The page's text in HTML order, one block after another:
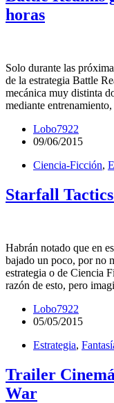
horas
Solo durante las
de la estrategia Battle
mecánica muy distinta
mediante
Lobo7922
09/06/2015
Ciencia-Ficción,
Starfall
Habrán notado que en
bajado un poco, por no
estrategia o de Ciencia
razón de esto, pero
Lobo7922
05/05/2015
Estrategia,
Trailer
War